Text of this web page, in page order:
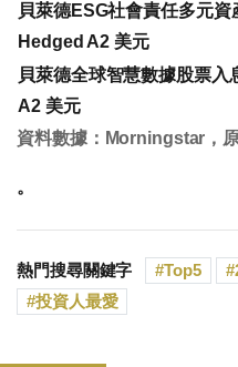
貝萊德ESG社會責任多元資
Hedged A2 美元
貝萊德全球智慧數據股票入
A2 美元
資料數據：Morningstar，
。
熱門搜尋關鍵字 Top5
投資人最愛